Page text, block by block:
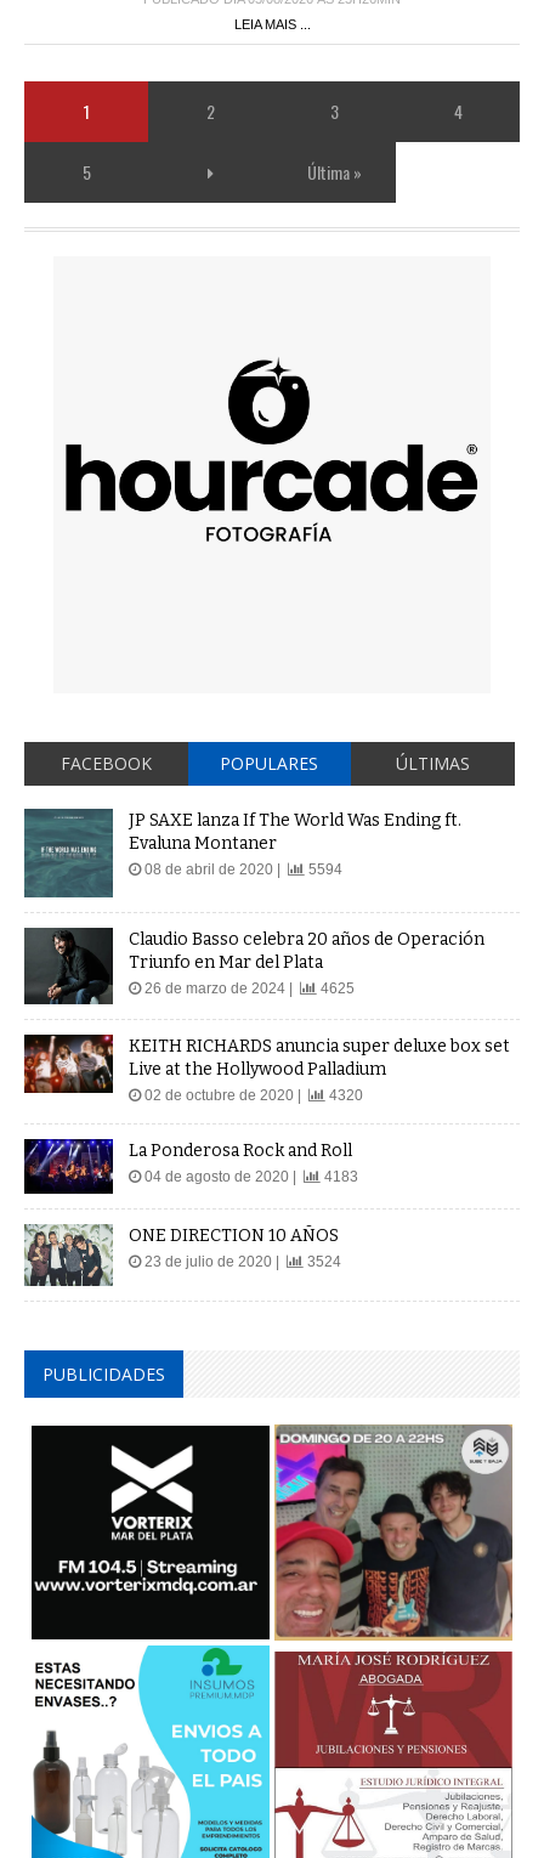
LEIA MAIS ...
1 2 3 4
5 Última »
FACEBOOK POPULARES ÚLTIMAS
JP SAXE lanza If The World Was Ending ft.
Evaluna Montaner
08 de abril de 2020 | 5594
Claudio Basso celebra 20 años de Operación
Triunfo en Mar del Plata
26 de marzo de 2024 | 4625
KEITH RICHARDS anuncia super deluxe box set
Live at the Hollywood Palladium
02 de octubre de 2020 | 4320
La Ponderosa Rock and Roll
04 de agosto de 2020 | 4183
ONE DIRECTION 10 AÑOS
23 de julio de 2020 | 3524
PUBLICIDADES